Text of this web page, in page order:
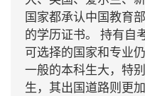
国家都承认中国教育
的学历证书。 持有自
可选择的国家和专业
一般的本科生大，特
生，其出国道路则更